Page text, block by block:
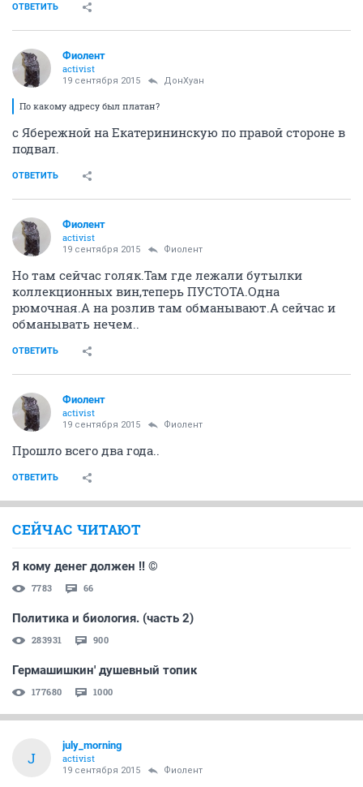
ОТВЕТИТЬ
Фиолент
activist
19 сентября 2015 ДонХуан
По какому адресу был платан?
с Ябережной на Екатерининскую по правой стороне в
подвал.
ОТВЕТИТЬ
Фиолент
activist
19 сентября 2015 Фиолент
Но там сейчас голяк.Там где лежали бутылки
коллекционных вин,теперь ПУСТОТА.Одна
рюмочная.А на розлив там обманывают.А сейчас и
обманывать нечем..
ОТВЕТИТЬ
Фиолент
activist
19 сентября 2015 Фиолент
Прошло всего два года..
ОТВЕТИТЬ
СЕЙЧАС ЧИТАЮТ
Я кому денег должен !! ©
7783 66
Политика и биология. (часть 2)
283931 900
Гермашишкин' душевный топик
177680 1000
J
july_morning
activist
19 сентября 2015 Фиолент